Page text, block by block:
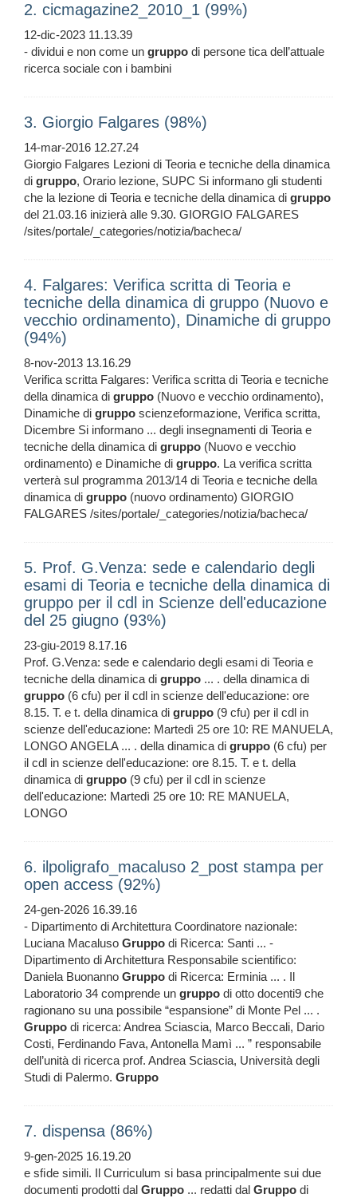
2. cicmagazine2_2010_1 (99%)
12-dic-2023 11.13.39
- dividui e non come un gruppo di persone tica dell’attuale
ricerca sociale con i bambini
3. Giorgio Falgares (98%)
14-mar-2016 12.27.24
Giorgio Falgares Lezioni di Teoria e tecniche della dinamica
di gruppo, Orario lezione, SUPC Si informano gli studenti
che la lezione di Teoria e tecniche della dinamica di gruppo
del 21.03.16 inizierà alle 9.30. GIORGIO FALGARES
/sites/portale/_categories/notizia/bacheca/
4. Falgares: Verifica scritta di Teoria e
tecniche della dinamica di gruppo (Nuovo e
vecchio ordinamento), Dinamiche di gruppo
(94%)
8-nov-2013 13.16.29
Verifica scritta Falgares: Verifica scritta di Teoria e tecniche
della dinamica di gruppo (Nuovo e vecchio ordinamento),
Dinamiche di gruppo scienzeformazione, Verifica scritta,
Dicembre Si informano ... degli insegnamenti di Teoria e
tecniche della dinamica di gruppo (Nuovo e vecchio
ordinamento) e Dinamiche di gruppo. La verifica scritta
verterà sul programma 2013/14 di Teoria e tecniche della
dinamica di gruppo (nuovo ordinamento) GIORGIO
FALGARES /sites/portale/_categories/notizia/bacheca/
5. Prof. G.Venza: sede e calendario degli
esami di Teoria e tecniche della dinamica di
gruppo per il cdl in Scienze dell'educazione
del 25 giugno (93%)
23-giu-2019 8.17.16
Prof. G.Venza: sede e calendario degli esami di Teoria e
tecniche della dinamica di gruppo ... . della dinamica di
gruppo (6 cfu) per il cdl in scienze dell'educazione: ore
8.15. T. e t. della dinamica di gruppo (9 cfu) per il cdl in
scienze dell'educazione: Martedì 25 ore 10: RE MANUELA,
LONGO ANGELA ... . della dinamica di gruppo (6 cfu) per
il cdl in scienze dell'educazione: ore 8.15. T. e t. della
dinamica di gruppo (9 cfu) per il cdl in scienze
dell'educazione: Martedì 25 ore 10: RE MANUELA,
LONGO
6. ilpoligrafo_macaluso 2_post stampa per
open access (92%)
24-gen-2026 16.39.16
- Dipartimento di Architettura Coordinatore nazionale:
Luciana Macaluso Gruppo di Ricerca: Santi ... -
Dipartimento di Architettura Responsabile scientifico:
Daniela Buonanno Gruppo di Ricerca: Erminia ... . Il
Laboratorio 34 comprende un gruppo di otto docenti9 che
ragionano su una possibile “espansione” di Monte Pel ... .
Gruppo di ricerca: Andrea Sciascia, Marco Beccali, Dario
Costi, Ferdinando Fava, Antonella Mamì ... ” responsabile
dell’unità di ricerca prof. Andrea Sciascia, Università degli
Studi di Palermo. Gruppo
7. dispensa (86%)
9-gen-2025 16.19.20
e sﬁde simili. Il Curriculum si basa principalmente sui due
documenti prodotti dal Gruppo ... redatti dal Gruppo di